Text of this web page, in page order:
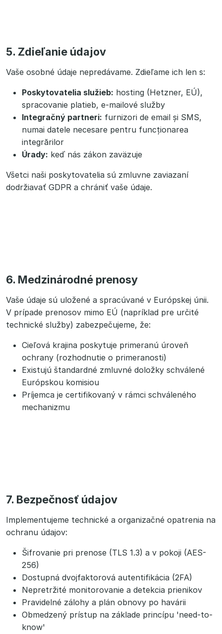
5. Zdieľanie údajov
Vaše osobné údaje nepredávame. Zdieľame ich len s:
Poskytovatelia služieb: hosting (Hetzner, EÚ),
spracovanie platieb, e-mailové služby
Integračný partneri: furnizori de email și SMS,
numai datele necesare pentru funcționarea
integrărilor
Úrady: keď nás zákon zaväzuje
Všetci naši poskytovatelia sú zmluvne zaviazaní
dodržiavať GDPR a chrániť vaše údaje.
6. Medzinárodné prenosy
Vaše údaje sú uložené a spracúvané v Európskej únii.
V prípade prenosov mimo EÚ (napríklad pre určité
technické služby) zabezpečujeme, že:
Cieľová krajina poskytuje primeranú úroveň
ochrany (rozhodnutie o primeranosti)
Existujú štandardné zmluvné doložky schválené
Európskou komisiou
Príjemca je certifikovaný v rámci schváleného
mechanizmu
7. Bezpečnosť údajov
Implementujeme technické a organizačné opatrenia na
ochranu údajov:
Šifrovanie pri prenose (TLS 1.3) a v pokoji (AES-
256)
Dostupná dvojfaktorová autentifikácia (2FA)
Nepretržité monitorovanie a detekcia prienikov
Pravidelné zálohy a plán obnovy po havárii
Obmedzený prístup na základe princípu 'need-to-
know'